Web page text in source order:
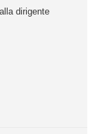
dirigente